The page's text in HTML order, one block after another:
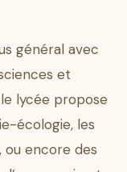
général avec
et
lycée propose
écologie, les
ou encore des